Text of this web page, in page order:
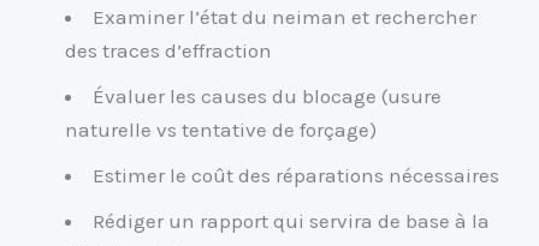
Examiner l’état du neiman et rechercher
des traces d’effraction
Évaluer les causes du blocage (usure
naturelle vs tentative de forçage)
Estimer le coût des réparations nécessaires
Rédiger un rapport qui servira de base à la